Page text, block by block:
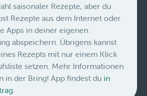
saisonaler Rezepte, aber du
Rezepte aus dem Internet oder
Apps in deiner eigenen
abspeichern. Übrigens kannst
Rezepts mit nur einem Klick
setzen. Mehr Informationen
in der Bring! App findest du in